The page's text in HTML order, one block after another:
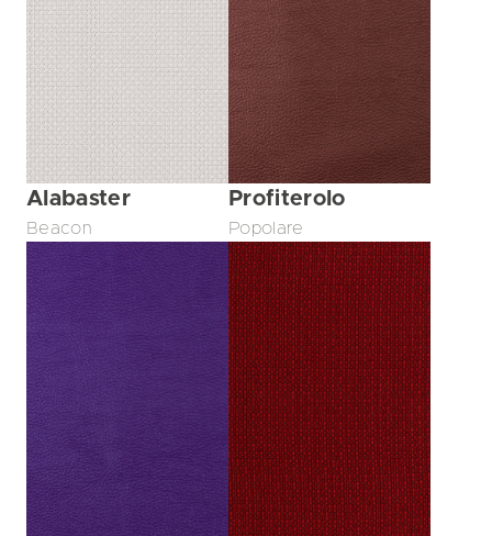
Alabaster
Beacon
Profiterolo
Popolare